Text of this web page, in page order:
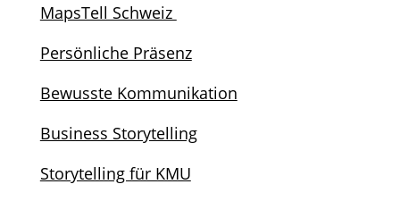
MapsTell Schweiz
Persönliche Präsenz
Bewusste Kommunikation
Business Storytelling
Storytelling für KMU